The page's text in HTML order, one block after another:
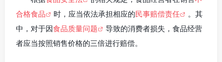
合格食品
时，应当依法承担相应的民事赔偿责任
。其
中，对于因食品质量问题
导致的消费者损失，食品经营
者应当按照销售价格的三倍进行赔偿。